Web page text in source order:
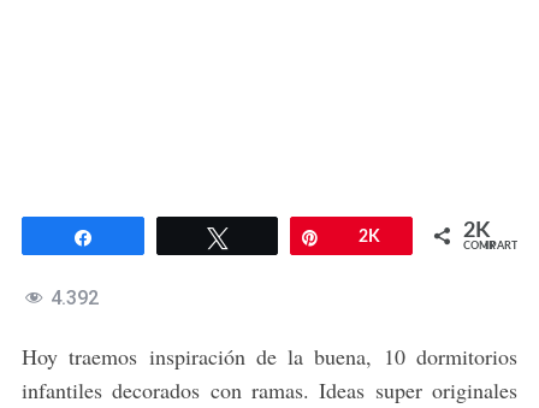
Twittear 2K 2K
COMPARTIR
4.392
Hoy traemos inspiración de la buena, 10 dormitorios
infantiles decorados con ramas. Ideas super originales